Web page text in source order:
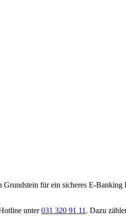
für ein sicheres E-Banking
unter031 320 91 11 . Dazu